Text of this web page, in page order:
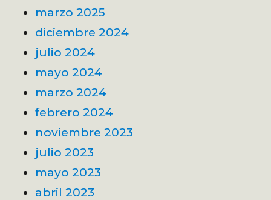
marzo 2025
diciembre 2024
julio 2024
mayo 2024
marzo 2024
febrero 2024
noviembre 2023
julio 2023
mayo 2023
abril 2023